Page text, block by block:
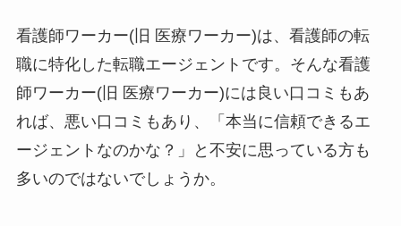
看護師ワーカー(旧 医療ワーカー)は、看護師の転
職に特化した転職エージェントです。そんな看護
師ワーカー(旧 医療ワーカー)には良い口コミもあ
れば、悪い口コミもあり、「本当に信頼できるエ
ージェントなのかな？」と不安に思っている方も
多いのではないでしょうか。